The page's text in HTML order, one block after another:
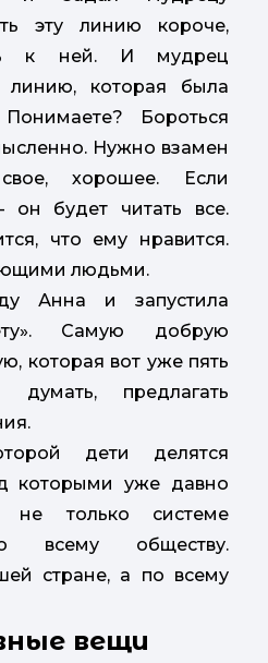
эту линию короче,
к ней. И мудрец
линию, которая была
Бороться
Нужно взамен
хорошее. Если
он будет читать все.
что ему нравится.
людьми.
Анна и запустила
Самую добрую
которая вот уже пять
предлагать
дети делятся
которыми уже давно
не только системе
всему обществу.
стране, а по всему
вещи